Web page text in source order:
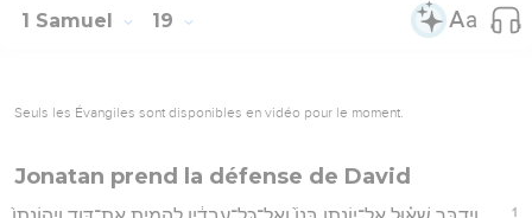
1 Samuel 19
Seuls les Évangiles sont disponibles en vidéo pour le moment.
Jonatan prend la défense de David
1